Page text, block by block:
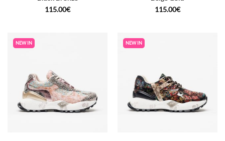
115.00€
115.00€
NEW IN NEW IN